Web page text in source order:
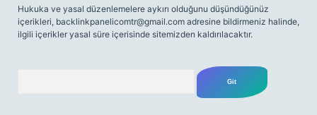
Hukuka ve yasal düzenlemelere aykırı olduğunu düşündüğünüz
içerikleri, backlinkpanelicomtr@gmail.com adresine bildirmeniz halinde,
ilgili içerikler yasal süre içerisinde sitemizden kaldırılacaktır.